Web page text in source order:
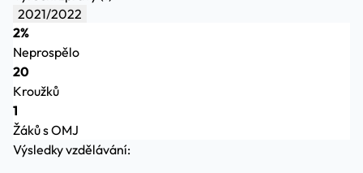
2021/2022
2%
Neprospělo
20
Kroužků
1
Žáků s OMJ
Výsledky vzdělávání: